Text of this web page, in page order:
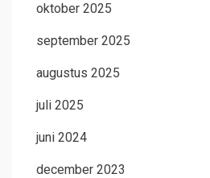
oktober 2025
september 2025
augustus 2025
juli 2025
juni 2024
december 2023